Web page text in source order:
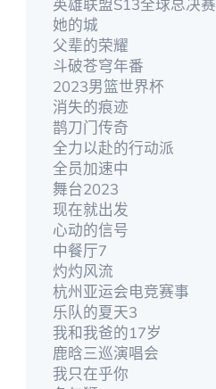
她的城
父辈的荣耀
斗破苍穹年番
2023男篮世界杯
消失的痕迹
鹊刀门传奇
全力以赴的行动派
全员加速中
舞台2023
现在就出发
心动的信号
中餐厅7
灼灼风流
杭州亚运会电竞赛事
乐队的夏天3
我和我爸的17岁
鹿晗三巡演唱会
我只在乎你